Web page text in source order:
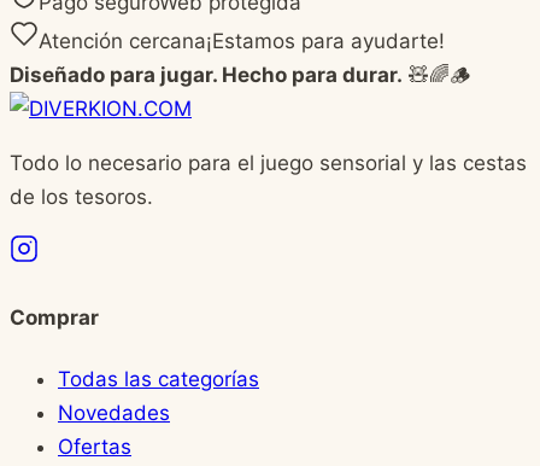
Atención cercana¡Estamos para ayudarte!
Diseñado para jugar. Hecho para durar. 🧸🌈🪵
Todo lo necesario para el juego sensorial y las cestas
de los tesoros.
Comprar
Todas las categorías
Novedades
Ofertas